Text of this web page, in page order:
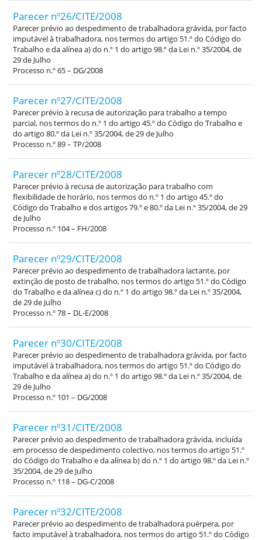
Parecer nº26/CITE/2008
Parecer prévio ao despedimento de trabalhadora grávida, por facto
imputável à trabalhadora, nos termos do artigo 51.º do Código do
Trabalho e da alínea a) do n.º 1 do artigo 98.º da Lei n.º 35/2004, de
29 de Julho
Processo n.º 65 – DG/2008
Parecer nº27/CITE/2008
Parecer prévio à recusa de autorização para trabalho a tempo
parcial, nos termos do n.º 1 do artigo 45.º do Código do Trabalho e
do artigo 80.º da Lei n.º 35/2004, de 29 de Julho
Processo n.º 89 – TP/2008
Parecer nº28/CITE/2008
Parecer prévio à recusa de autorização para trabalho com
flexibilidade de horário, nos termos do n.º 1 do artigo 45.º do
Código do Trabalho e dos artigos 79.º e 80.º da Lei n.º 35/2004, de 29
de Julho
Processo n.º 104 – FH/2008
Parecer nº29/CITE/2008
Parecer prévio ao despedimento de trabalhadora lactante, por
extinção de posto de trabalho, nos termos do artigo 51.º do Código
do Trabalho e da alínea c) do n.º 1 do artigo 98.º da Lei n.º 35/2004,
de 29 de Julho
Processo n.º 78 – DL-E/2008
Parecer nº30/CITE/2008
Parecer prévio ao despedimento de trabalhadora grávida, por facto
imputável à trabalhadora, nos termos do artigo 51.º do Código do
Trabalho e da alínea a) do n.º 1 do artigo 98.º da Lei n.º 35/2004, de
29 de Julho
Processo n.º 101 – DG/2008
Parecer nº31/CITE/2008
Parecer prévio ao despedimento de trabalhadora grávida, incluída
em processo de despedimento colectivo, nos termos do artigo 51.º
do Código do Trabalho e da alínea b) do n.º 1 do artigo 98.º da Lei n.º
35/2004, de 29 de Julho
Processo n.º 118 – DG-C/2008
Parecer nº32/CITE/2008
Parecer prévio ao despedimento de trabalhadora puérpera, por
facto imputável à trabalhadora, nos termos do artigo 51.º do Código